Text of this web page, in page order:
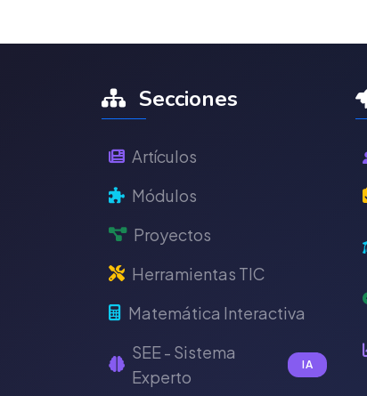
Secciones
Artículos
Módulos
Proyectos
Herramientas TIC
Matemática Interactiva
SEE - Sistema
Experto
IA